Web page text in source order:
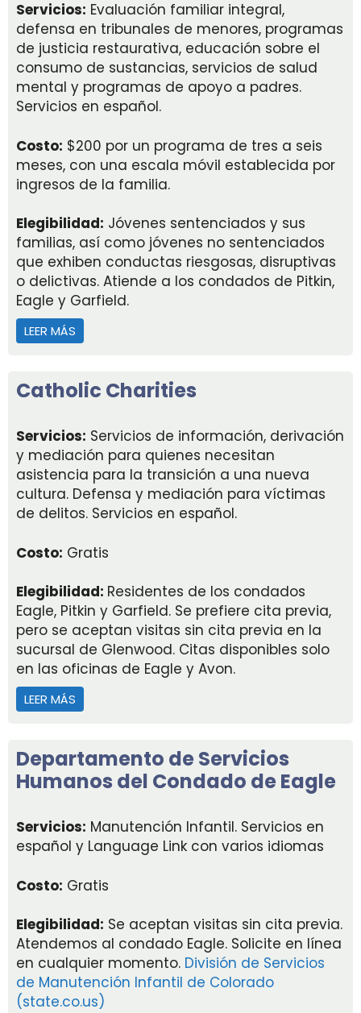
Servicios: Evaluación familiar integral,
defensa en tribunales de menores, programas
de justicia restaurativa, educación sobre el
consumo de sustancias, servicios de salud
mental y programas de apoyo a padres.
Servicios en español.
Costo: $200 por un programa de tres a seis
meses, con una escala móvil establecida por
ingresos de la familia.
Elegibilidad: Jóvenes sentenciados y sus
familias, así como jóvenes no sentenciados
que exhiben conductas riesgosas, disruptivas
o delictivas. Atiende a los condados de Pitkin,
Eagle y Garfield.
LEER MÁS
Catholic Charities
Servicios: Servicios de información, derivación
y mediación para quienes necesitan
asistencia para la transición a una nueva
cultura. Defensa y mediación para víctimas
de delitos. Servicios en español.
Costo: Gratis
Elegibilidad: Residentes de los condados
Eagle, Pitkin y Garfield. Se prefiere cita previa,
pero se aceptan visitas sin cita previa en la
sucursal de Glenwood. Citas disponibles solo
en las oficinas de Eagle y Avon.
LEER MÁS
Departamento de Servicios
Humanos del Condado de Eagle
Servicios: Manutención Infantil. Servicios en
español y Language Link con varios idiomas
Costo: Gratis
Elegibilidad: Se aceptan visitas sin cita previa.
Atendemos al condado Eagle. Solicite en línea
en cualquier momento. División de Servicios
de Manutención Infantil de Colorado
(state.co.us)